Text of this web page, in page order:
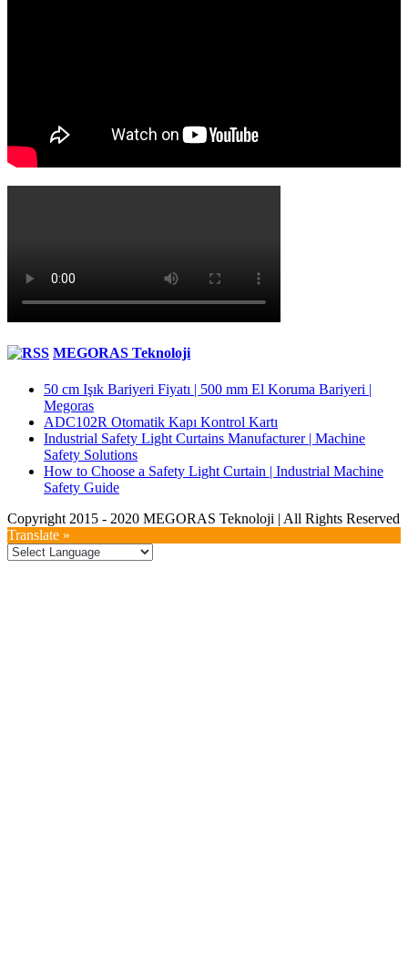
MEGORAS Teknoloji
50 cm Işık Bariyeri Fiyatı | 500 mm El Koruma Bariyeri |
Megoras
ADC102R Otomatik Kapı Kontrol Kartı
Industrial Safety Light Curtains Manufacturer | Machine
Safety Solutions
How to Choose a Safety Light Curtain | Industrial Machine
Safety Guide
Copyright 2015 - 2020 MEGORAS Teknoloji | All Rights Reserved
YouTube
Twitter
LinkedIn
Facebook
Toggle
Sliding
Translate »